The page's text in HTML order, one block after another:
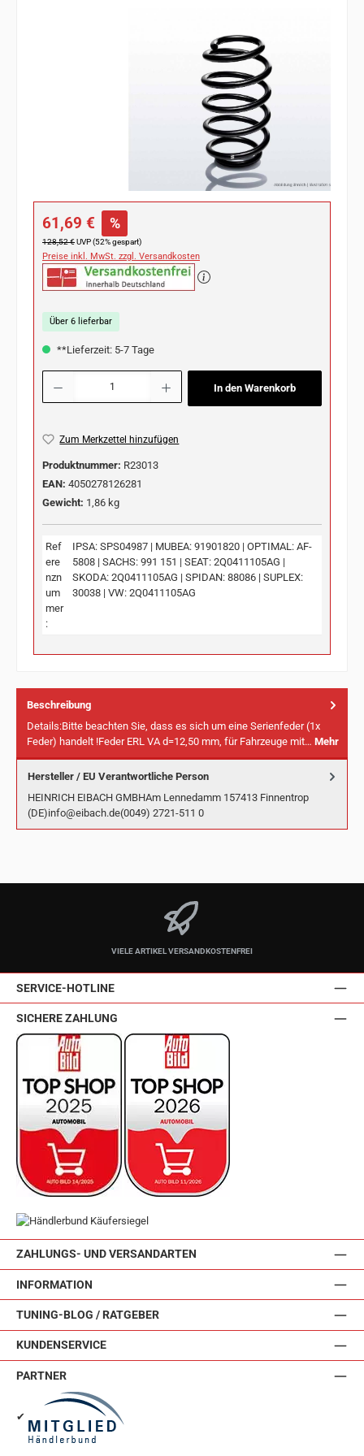
Verkaufspreis:
61,69 € %
Regulärer Preis:
128,52 €UVP (52% gespart)
Preise inkl. MwSt. zzgl. Versandkosten
Über 6 lieferbar
**Lieferzeit: 5-7 Tage
Produkt Anzahl: Gib den gewünschten Wert ein oder benutze die Schaltflächen
In den Warenkorb
Zum Merkzettel hinzufügen
Produktnummer: R23013
EAN: 4050278126281
Gewicht: 1,86 kg
Ref
ere
nzn
um
mer
:
IPSA: SPS04987 | MUBEA: 91901820 | OPTIMAL: AF-
5808 | SACHS: 991 151 | SEAT: 2Q0411105AG |
SKODA: 2Q0411105AG | SPIDAN: 88086 | SUPLEX:
30038 | VW: 2Q0411105AG
Beschreibung
Details:Bitte beachten Sie, dass es sich um eine Serienfeder (1x
Feder) handelt !Feder ERL VA d=12,50 mm, für Fahrzeuge mit… Mehr
Hersteller / EU Verantwortliche Person
HEINRICH EIBACH GMBHAm Lennedamm 157413 Finnentrop
(DE)info@eibach.de(0049) 2721-511 0
VIELE ARTIKEL VERSANDKOSTENFREI
SERVICE-HOTLINE
ZAHLUNGS- UND VERSANDARTEN
INFORMATION
TUNING-BLOG / RATGEBER
KUNDENSERVICE
SICHERE ZAHLUNG
PARTNER
✔